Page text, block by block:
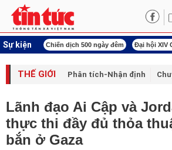
Sự kiện
mạng Chiến dịch 500 ngày đêm Đại hội XIV
THẾ GIỚI Phân tích-Nhận định
Lãnh đạo Ai Cập và
thực thi đầy đủ thỏa
bắn ở Gaza